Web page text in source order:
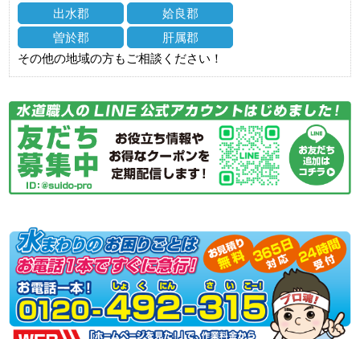
出水郡
姶良郡
曽於郡
肝属郡
その他の地域の方もご相談ください！